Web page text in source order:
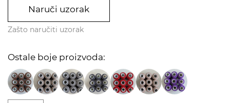
Naruči uzorak
Zašto naručiti uzorak
Ostale boje proizvoda: